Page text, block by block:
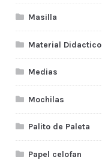
Masilla
Material Didactico
Medias
Mochilas
Palito de Paleta
Papel celofan